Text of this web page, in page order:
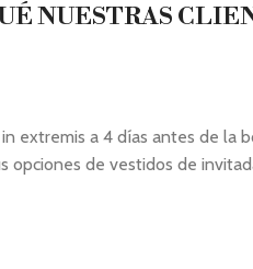
NUESTRAS
extremis a 4 días antes de la
de vestidos de